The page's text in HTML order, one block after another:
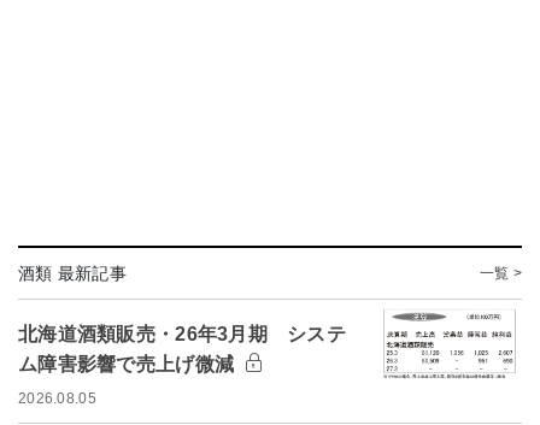
酒類 最新記事 一覧 >
北海道酒類販売・26年3月期 システ
ム障害影響で売上げ微減
2026.08.05